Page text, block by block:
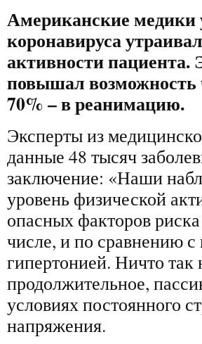
Американские медики
коронавируса
активности пациента.
повышал возможность
70% – в реанимацию.
Эксперты из
данные 48 тысяч
заключение: «Наши
уровень физической
опасных факторов
числе, и по сравнению
гипертонией. Ничто
продолжительное,
условиях постоянного
напряжения.